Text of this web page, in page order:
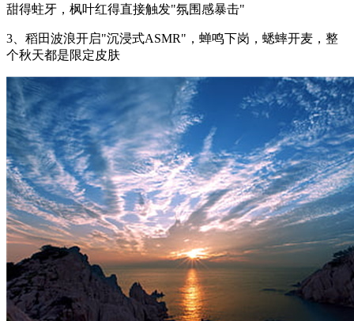
甜得蛀牙，枫叶红得直接触发"氛围感暴击"
3、稻田波浪开启"沉浸式ASMR"，蝉鸣下岗，蟋蟀开麦，整
个秋天都是限定皮肤